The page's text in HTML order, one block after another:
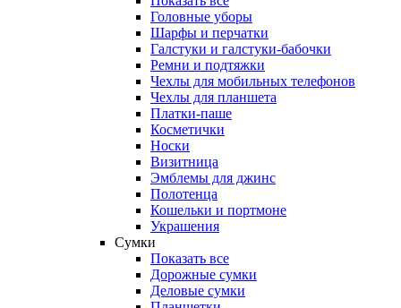
Головные уборы
Шарфы и перчатки
Галстуки и галстуки-бабочки
Ремни и подтяжки
Чехлы для мобильных телефонов
Чехлы для планшета
Платки-паше
Косметички
Носки
Визитница
Эмблемы для джинс
Полотенца
Кошельки и портмоне
Украшения
Сумки
Показать все
Дорожные сумки
Деловые сумки